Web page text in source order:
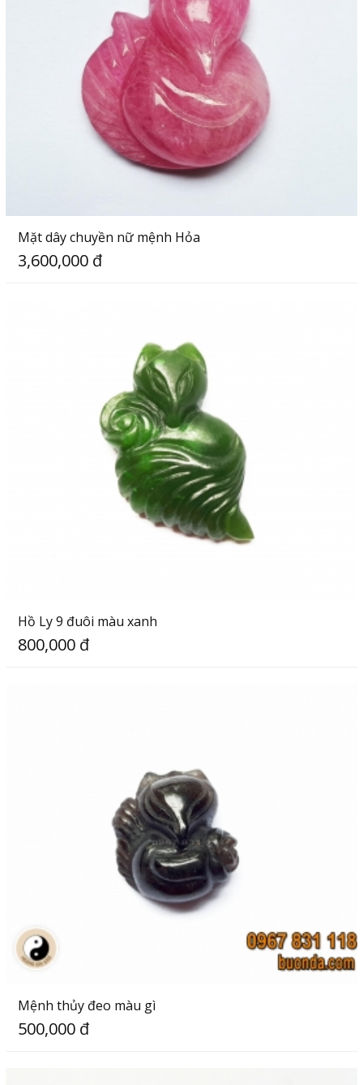
Mặt dây chuyền nữ mệnh Hỏa
3,600,000 đ
Hồ Ly 9 đuôi màu xanh
800,000 đ
Mệnh thủy đeo màu gì
500,000 đ